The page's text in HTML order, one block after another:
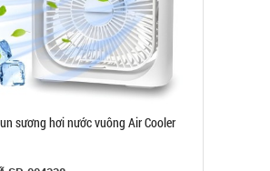
Slim túi nilon rẻ ( T1000 )